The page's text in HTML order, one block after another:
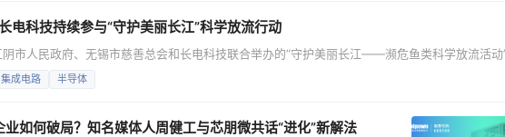
电科技持续参与“守护美丽长江”科学放流行动
市人民政府、无锡市慈善总会和长电科技联合举办的“守护美丽长江——濒危鱼类科学放流活动
畔举行。无锡市、江阴市领导出席活动。长电科技执行副总裁彭庆出席活动并致辞，与社会各界共
集成电路 半导体
业如何破局？知名媒体人周健工与芯朋微共话“进化”新解法